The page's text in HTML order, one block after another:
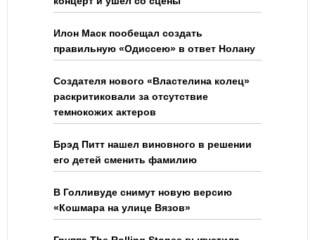
Илон Маск пообещал создать
правильную «Одиссею» в ответ Нолану
Создателя нового «Властелина колец»
раскритиковали за отсутствие
темнокожих актеров
Брэд Питт нашел виновного в решении
его детей сменить фамилию
В Голливуде снимут новую версию
«Кошмара на улице Вязов»